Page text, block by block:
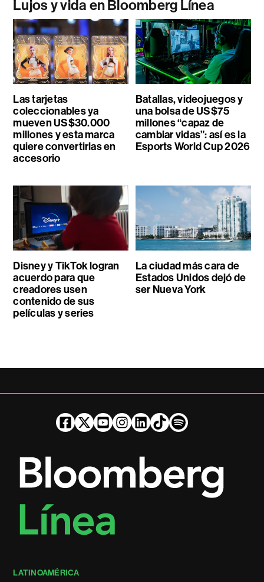
Lujos y vida en Bloomberg Línea
Las tarjetas
coleccionables ya
mueven US$30.000
millones y esta marca
quiere convertirlas en
accesorio
Batallas, videojuegos y
una bolsa de US$75
millones “capaz de
cambiar vidas”: así es la
Esports World Cup 2026
Disney y TikTok logran
acuerdo para que
creadores usen
contenido de sus
películas y series
La ciudad más cara de
Estados Unidos dejó de
ser Nueva York
LATINOAMÉRICA